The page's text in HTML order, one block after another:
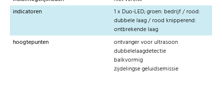
indicatoren
1 x Duo-LED; groen: bedrijf / rood:
dubbele laag / rood knipperend:
ontbrekende laag
hoogtepunten
ontvanger voor ultrasoon
dubbelelaagdetectie
balkvormig
zijdelingse geluidsemissie